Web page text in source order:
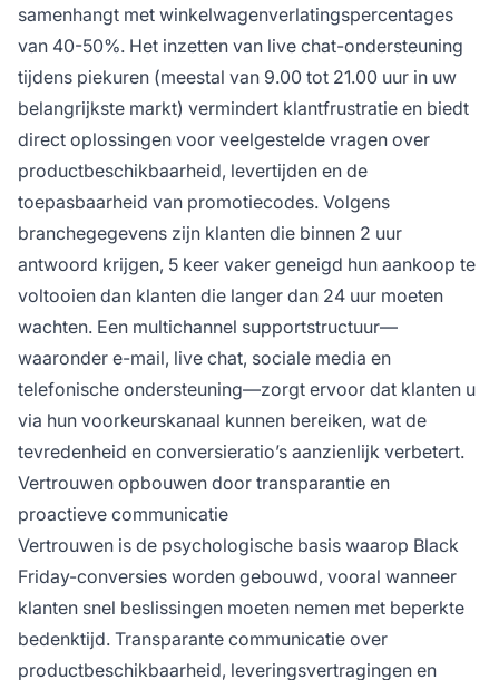
samenhangt met winkelwagenverlatingspercentages
van 40-50%. Het inzetten van live chat-ondersteuning
tijdens piekuren (meestal van 9.00 tot 21.00 uur in uw
belangrijkste markt) vermindert klantfrustratie en biedt
direct oplossingen voor veelgestelde vragen over
productbeschikbaarheid, levertijden en de
toepasbaarheid van promotiecodes. Volgens
branchegegevens zijn klanten die binnen 2 uur
antwoord krijgen, 5 keer vaker geneigd hun aankoop te
voltooien dan klanten die langer dan 24 uur moeten
wachten. Een multichannel supportstructuur—
waaronder e-mail, live chat, sociale media en
telefonische ondersteuning—zorgt ervoor dat klanten u
via hun voorkeurskanaal kunnen bereiken, wat de
tevredenheid en conversieratio’s aanzienlijk verbetert.
Vertrouwen opbouwen door transparantie en
proactieve communicatie
Vertrouwen is de psychologische basis waarop Black
Friday-conversies worden gebouwd, vooral wanneer
klanten snel beslissingen moeten nemen met beperkte
bedenktijd. Transparante communicatie over
productbeschikbaarheid, leveringsvertragingen en